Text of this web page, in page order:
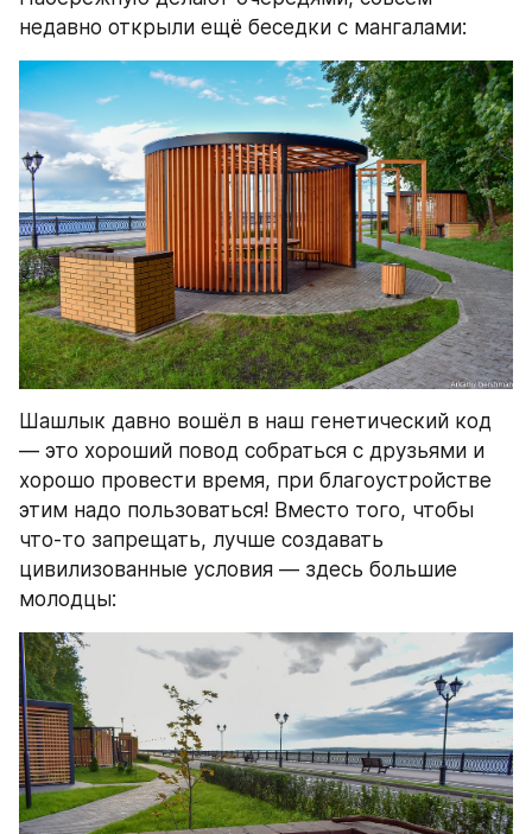
недавно открыли ещё беседки с мангалами:
Шашлык давно вошёл в наш генетический код
— это хороший повод собраться с друзьями и
хорошо провести время, при благоустройстве
этим надо пользоваться! Вместо того, чтобы
что-то запрещать, лучше создавать
цивилизованные условия — здесь большие
молодцы: